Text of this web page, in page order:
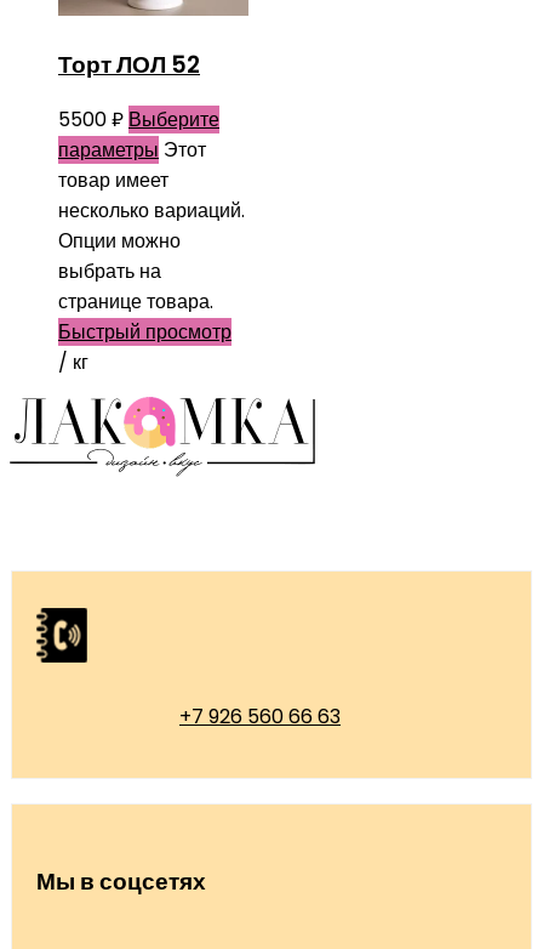
Торт ЛОЛ 52
5500₽ Выберите
параметры Этот
товар имеет
несколько вариаций.
Опции можно
выбрать на
странице товара.
Быстрый просмотр
/ кг
+7 926 560 66 63
Мы в соцсетях